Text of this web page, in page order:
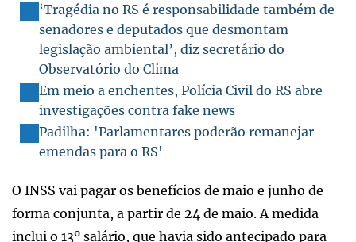
‘Tragédia no RS é responsabilidade também de
senadores e deputados que desmontam
legislação ambiental’, diz secretário do
Observatório do Clima
Em meio a enchentes, Polícia Civil do RS abre
investigações contra fake news
Padilha: 'Parlamentares poderão remanejar
emendas para o RS'
O INSS vai pagar os benefícios de maio e junho de
forma conjunta, a partir de 24 de maio. A medida
inclui o 13º salário, que havia sido antecipado para